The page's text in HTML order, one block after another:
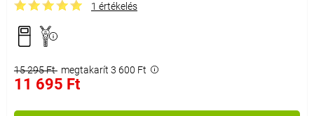
1 értékelés
15 295 Ft megtakarít 3 600 Ft
11 695 Ft